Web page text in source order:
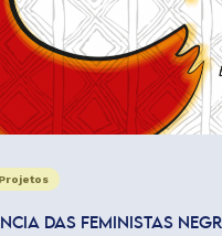
DAS FEMINISTAS